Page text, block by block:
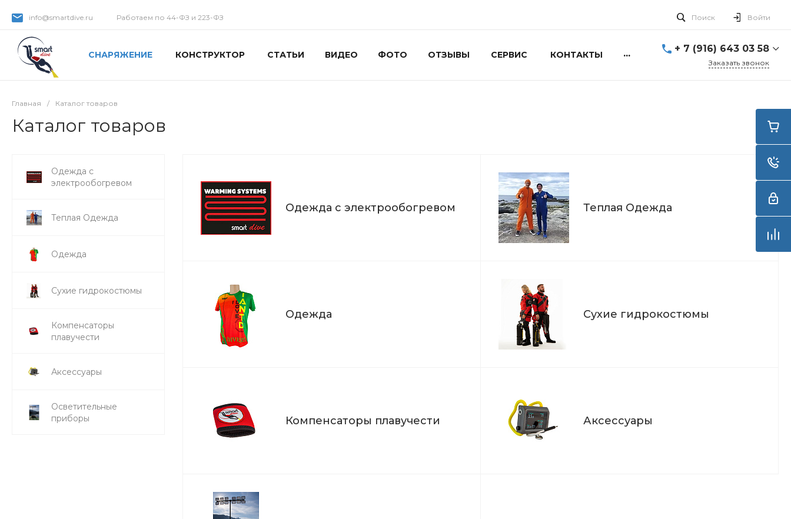
info@smartdive.ru Работаем по 44-ФЗ и 223-ФЗ Поиск Войти
СНАРЯЖЕНИЕ КОНСТРУКТОР СТАТЬИ ВИДЕО ФОТО ОТЗЫВЫ СЕРВИС КОНТАКТЫ ... + 7 (916) 643 03 58
Заказать звонок
Главная / Каталог товаров
Каталог товаров
Одежда с
электрообогревом
Теплая Одежда
Одежда
Сухие гидрокостюмы
Компенсаторы
плавучести
Аксессуары
Осветительные
приборы
Одежда с электрообогревом Теплая Одежда
Одежда Сухие гидрокостюмы
Компенсаторы плавучести Аксессуары